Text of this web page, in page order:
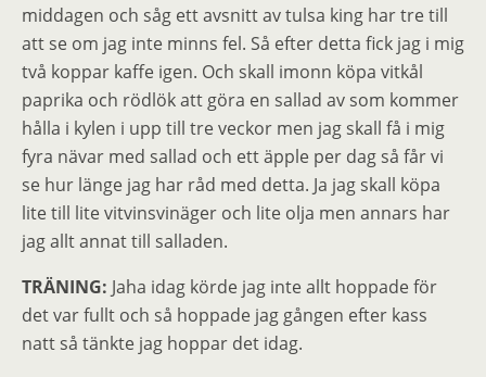
middagen och såg ett avsnitt av tulsa king har tre till
att se om jag inte minns fel. Så efter detta fick jag i mig
två koppar kaffe igen. Och skall imonn köpa vitkål
paprika och rödlök att göra en sallad av som kommer
hålla i kylen i upp till tre veckor men jag skall få i mig
fyra nävar med sallad och ett äpple per dag så får vi
se hur länge jag har råd med detta. Ja jag skall köpa
lite till lite vitvinsvinäger och lite olja men annars har
jag allt annat till salladen.
TRÄNING: Jaha idag körde jag inte allt hoppade för
det var fullt och så hoppade jag gången efter kass
natt så tänkte jag hoppar det idag.